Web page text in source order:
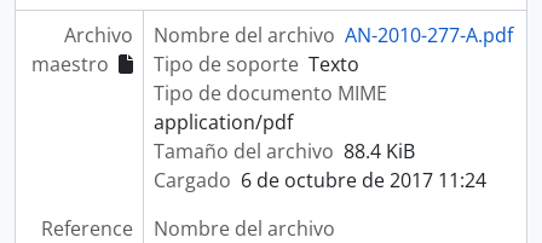
Archivo
maestro
Nombre del archivo AN-2010-277-A.pdf
Tipo de soporte Texto
Tipo de documento MIME
application/pdf
Tamaño del archivo 88.4 KiB
Cargado 6 de octubre de 2017 11:24
Reference
Nombre del archivo